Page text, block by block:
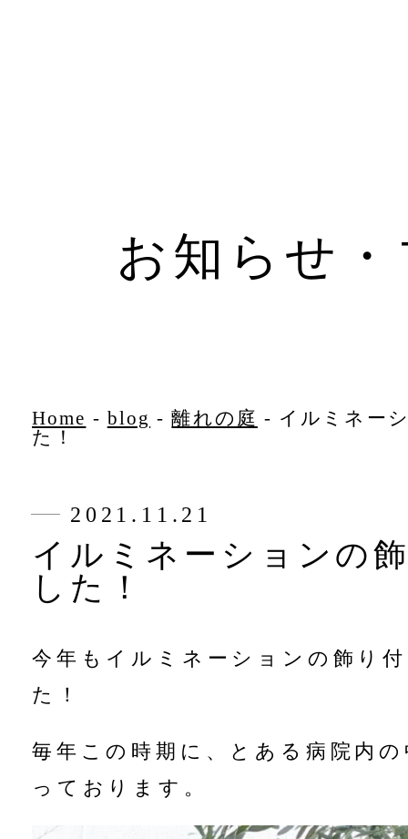
お知らせ
Home - blog -離れの庭 - イルミネー
た！
2021.11.21
イルミネーションの
した！
今年もイルミネーションの飾り
た！
毎年この時期に、とある病院内
っております。